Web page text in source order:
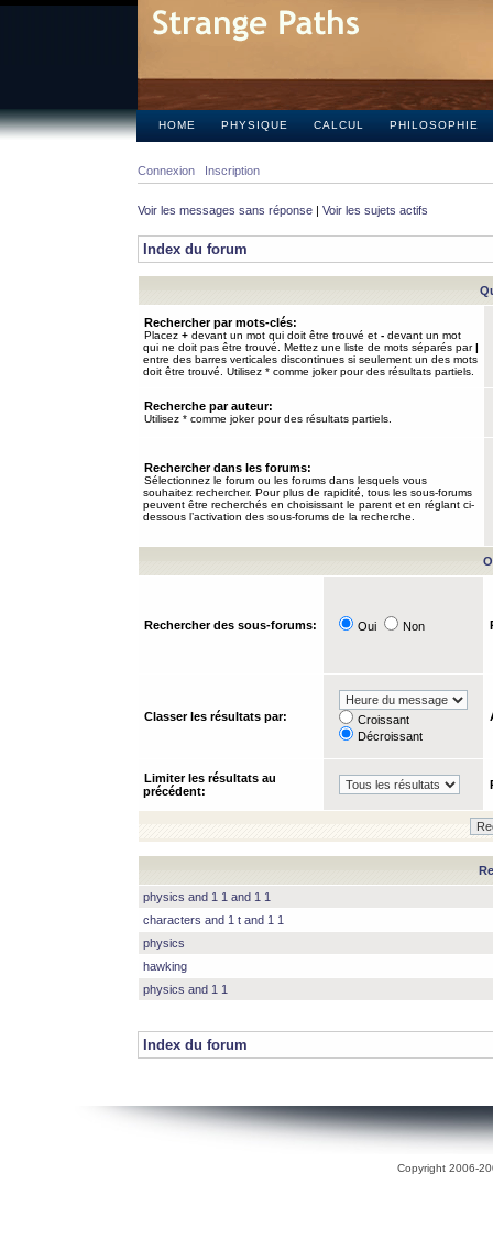
HOME PHYSIQUE CALCUL PHILOSOPHIE
Connexion Inscription
Voir les messages sans réponse | Voir les sujets actifs
Index du forum
Rechercher par mots-clés:
Placez + devant un mot qui doit être trouvé et - devant un mot
qui ne doit pas être trouvé. Mettez une liste de mots séparés par|
entre des barres verticales discontinues si seulement un des mots
doit être trouvé. Utilisez * comme joker pour des résultats partiels.
Recherche par auteur:
Utilisez * comme joker pour des résultats partiels.
Rechercher dans les forums:
Sélectionnez le forum ou les forums dans lesquels vous
souhaitez rechercher. Pour plus de rapidité, tous les sous-forums
peuvent être recherchés en choisissant le parent et en réglant ci-
dessous l’activation des sous-forums de la recherche.
Rechercher des sous-forums: Oui Non
Classer les résultats par:
Croissant
Décroissant
Limiter les résultats au
précédent:
physics and 1 1 and 1 1
characters and 1 t and 1 1
physics
hawking
physics and 1 1
Index du forum
Copyright 2006-